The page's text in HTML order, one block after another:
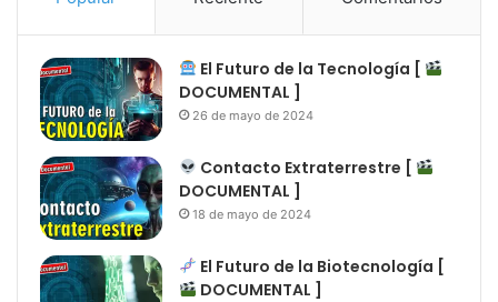
El Futuro de la Tecnología [
DOCUMENTAL ]
26 de mayo de 2024
Contacto Extraterrestre [
DOCUMENTAL ]
18 de mayo de 2024
El Futuro de la Biotecnología [
DOCUMENTAL ]